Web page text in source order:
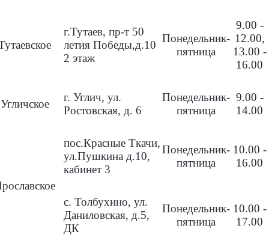
г.Тутаев, пр-т 50
летия Победы,д.10
2 этаж
Понедельник-
пятница
9.00 -
12.00,
13.00 -
16.00
Угличское
г. Углич, ул.
Ростовская, д. 6
Понедельник-
пятница
9.00 -
14.00
пос.Красные Ткачи,
ул.Пушкина д.10,
кабинет 3
Понедельник-
пятница
10.00 -
16.00
с. Толбухино, ул.
Даниловская, д.5,
ДК
Понедельник-
пятница
10.00 -
17.00